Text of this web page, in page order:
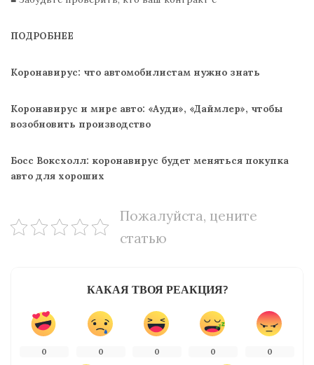
ПОДРОБНЕЕ
Коронавирус: что автомобилистам нужно знать
Коронавирус и мире авто: «Ауди», «Даймлер», чтобы
возобновить производство
Босс Воксхолл: коронавирус будет меняться покупка
авто для хороших
Пожалуйста, цените
статью
КАКАЯ ТВОЯ РЕАКЦИЯ?
0 0 0 0 0